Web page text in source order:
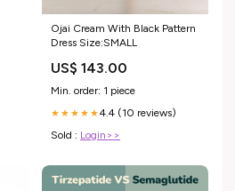
Ojai Cream With Black Pattern
Dress Size:SMALL
US$ 143.00
Min. order: 1 piece
★★★★★4.4 (10 reviews)
Sold : Login>>